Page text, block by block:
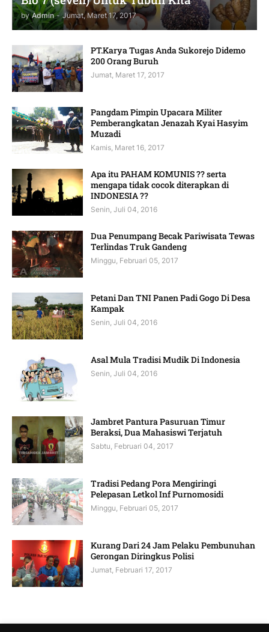
by Admin - Jumat, Maret 17, 2017
PT.Karya Tugas Anda Sukorejo Didemo
200 Orang Buruh
Jumat, Maret 17, 2017
Pangdam Pimpin Upacara Militer
Pemberangkatan Jenazah Kyai Hasyim
Muzadi
Kamis, Maret 16, 2017
Apa itu PAHAM KOMUNIS ?? serta
mengapa tidak cocok diterapkan di
INDONESIA ??
Senin, Juli 04, 2016
Dua Penumpang Becak Pariwisata Tewas
Terlindas Truk Gandeng
Minggu, Februari 05, 2017
Petani Dan TNI Panen Padi Gogo Di Desa
Kampak
Senin, Juli 04, 2016
Asal Mula Tradisi Mudik Di Indonesia
Senin, Juli 04, 2016
Jambret Pantura Pasuruan Timur
Beraksi, Dua Mahasiswi Terjatuh
Sabtu, Februari 04, 2017
Tradisi Pedang Pora Mengiringi
Pelepasan Letkol Inf Purnomosidi
Minggu, Februari 05, 2017
Kurang Dari 24 Jam Pelaku Pembunuhan
Gerongan Diringkus Polisi
Jumat, Februari 17, 2017